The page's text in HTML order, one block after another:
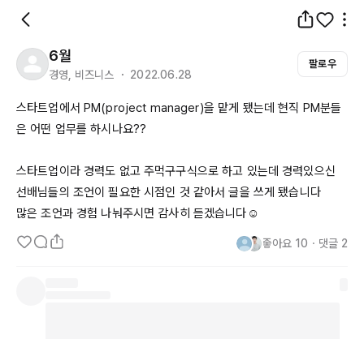
6월
경영, 비즈니스 ・ 2022.06.28
팔로우
스타트업에서 PM(project manager)을 맡게 됐는데 현직 PM분들
은 어떤 업무를 하시나요??
스타트업이라 경력도 없고 주먹구구식으로 하고 있는데 경력있으신
선배님들의 조언이 필요한 시점인 것 같아서 글을 쓰게 됐습니다
많은 조언과 경험 나눠주시면 감사히 듣겠습니다☺️
좋아요 10 ・ 댓글 2